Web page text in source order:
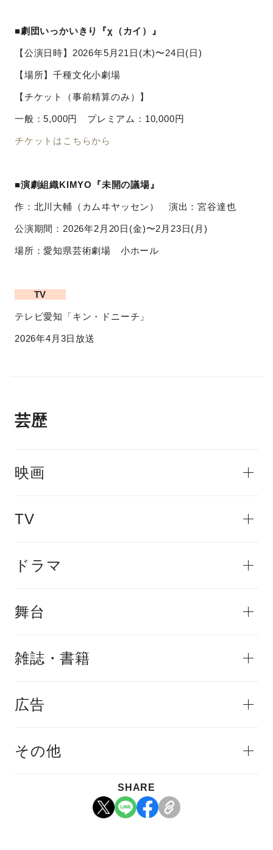
■劇団いっかいきり『χ（カイ）』
【公演日時】2026年5月21日(木)〜24日(日)
【場所】千種文化小劇場
【チケット（事前精算のみ）】
一般：5,000円 プレミアム：10,000円
チケットはこちらから
■演劇組織KIMYO『未開の議場』
作：北川大輔（カムヰヤッセン） 演出：宮谷達也
公演期間： 2026年2月 20 日 (金)〜2月 23 日 (月 )
場所：愛知県芸術劇場 小ホール
TV
テレビ愛知「キン・ドニーチ」
2026年4月3日放送
芸歴
映画
TV
ドラマ
舞台
雑誌・書籍
広告
その他
SHARE